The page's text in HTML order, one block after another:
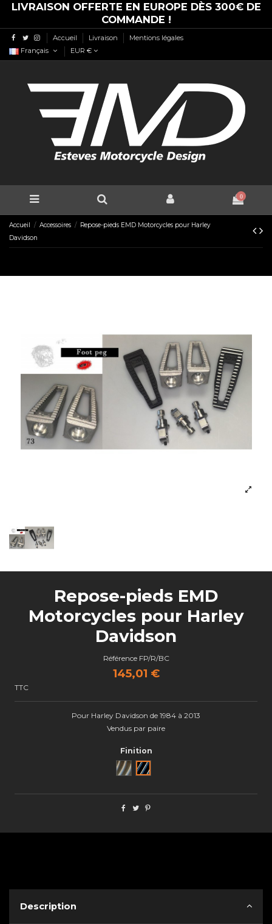
LIVRAISON OFFERTE EN EUROPE DÈS 300€ DE
COMMANDE !
Accueil Livraison
Mentions légales
Français
EUR €
0
Accueil Accessoires
Repose-pieds EMD Motorcycles pour Harley
Davidson
Repose-pieds EMD
Motorcycles pour Harley
Davidson
Référence FP/R/BC
145,01 €
TTC
Pour Harley Davidson de 1984 à 2013
Vendus par paire
Finition
Brut Black Cut
Description